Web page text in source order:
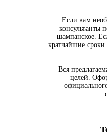
Если вам
консультанты
шампанское.
кратчайшие
Вся
целей.